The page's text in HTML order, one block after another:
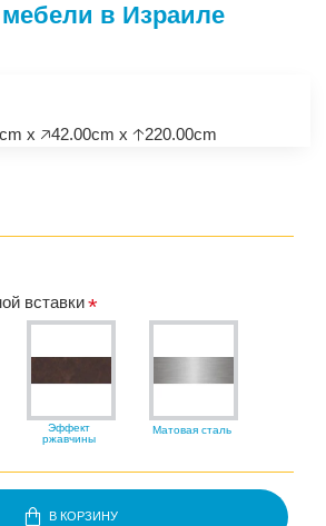
в Израиле
x 🡥42.00cm x 🡡220.00cm
вставки
Эффект
ржавчины
Матовая сталь
В КОРЗИНУ